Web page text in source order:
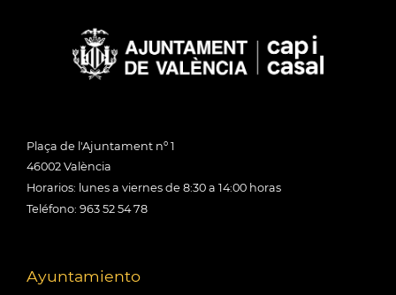
Plaça de l'Ajuntament nº 1
46002 València
Horarios: lunes a viernes de 8:30 a 14:00 horas
Teléfono: 963 52 54 78
Ayuntamiento